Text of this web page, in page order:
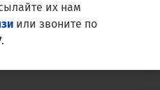
их нам
или звоните по
.